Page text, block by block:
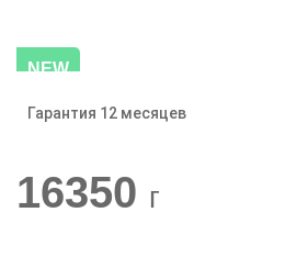
NEW
-20%
Гарантия 12 месяцев
16350 г